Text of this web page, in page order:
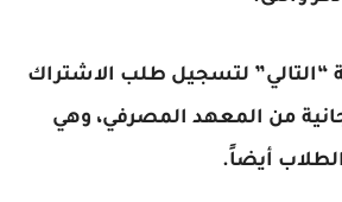
“التالي” لتسجيل طلب الاشتراك
من المعهد المصرفي، وهي
أيضاً.